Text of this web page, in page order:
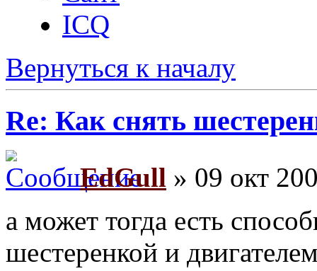
ICQ
Вернуться к началу
Re: Как снять
EdGull » 09 окт
а может тогда есть
шестеренкой и